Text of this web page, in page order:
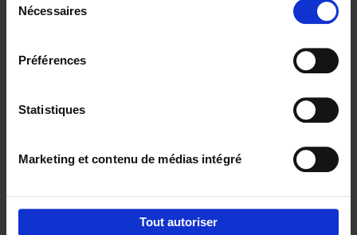
Nécessaires
Préférences
Statistiques
Marketing et contenu de médias intégré
Tout autoriser
Digital marketing like a PRO -
completely revised edition (EN)